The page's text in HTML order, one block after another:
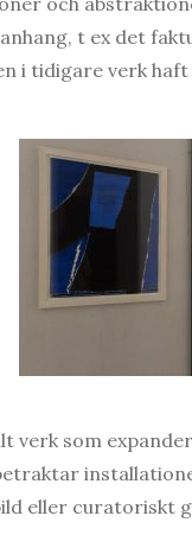
t ex det
i tidigare verk haft
verk som
eller curatoriskt